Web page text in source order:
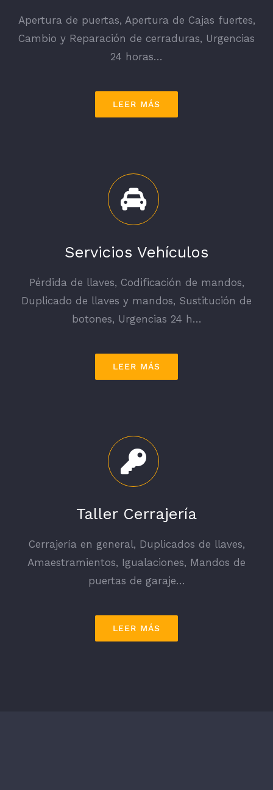
Apertura de puertas, Apertura de Cajas fuertes,
Cambio y Reparación de cerraduras, Urgencias
24 horas…
LEER MÁS
Servicios Vehículos
Pérdida de llaves, Codificación de mandos,
Duplicado de llaves y mandos, Sustitución de
botones, Urgencias 24 h…
LEER MÁS
Taller Cerrajería
Cerrajería en general, Duplicados de llaves,
Amaestramientos, Igualaciones, Mandos de
puertas de garaje…
LEER MÁS